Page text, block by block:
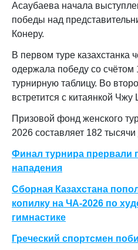
Асаубаева начала
победы над
Конеру.
В первом туре казахстанка
одержала победу со счётом
турнирную таблицу. Во
встретится с китаянкой Чжу
Призовой фонд женского
2026 составляет 182
Финал турнира прервали
нападения
Сборная Казахстана
копилку на ЧА-2026 по
гимнастике
Греческий спортсмен